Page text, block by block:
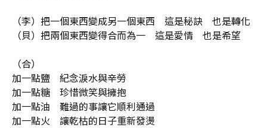
（李）把一個東西變成另一個東西 這是秘訣 也是轉化
（貝）把兩個東西變得合而為一 這是愛情 也是希望
（合）
加一點鹽 紀念淚水與辛勞
加一點糖 珍惜微笑與擁抱
加一點油 難過的事讓它順利通過
加一點火 讓乾枯的日子重新發燙